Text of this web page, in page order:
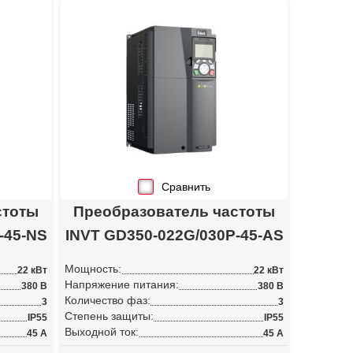
NS
22 кВт
380 В
3
IP55
45 А
Сравнить
Преобразователь частоты
INVT GD350-022G/030P-45-AS
Мощность: 22 кВт
Напряжение питания: 380 В
Количество фаз: 3
Степень защиты: IP55
Выходной ток: 45 А